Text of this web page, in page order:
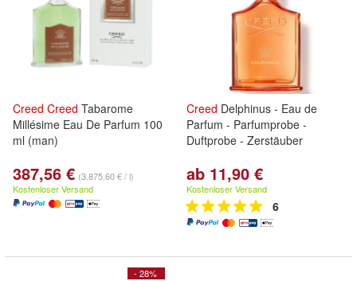
Creed Creed Tabarome
Millésime Eau De Parfum 100
ml (man)
387,56 € (3.875,60 € / l)
Kostenloser Versand
Creed Delphinus - Eau de
Parfum - Parfumprobe -
Duftprobe - Zerstäuber
ab 11,90 €
Kostenloser Versand
6
- 28%